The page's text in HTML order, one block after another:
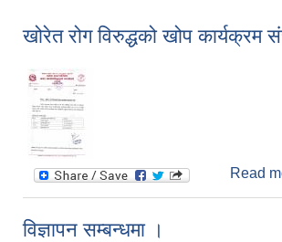
खोरेत रोग विरुद्धको खोप कार्यक्रम
Read
विज्ञापन सम्बन्धमा ।